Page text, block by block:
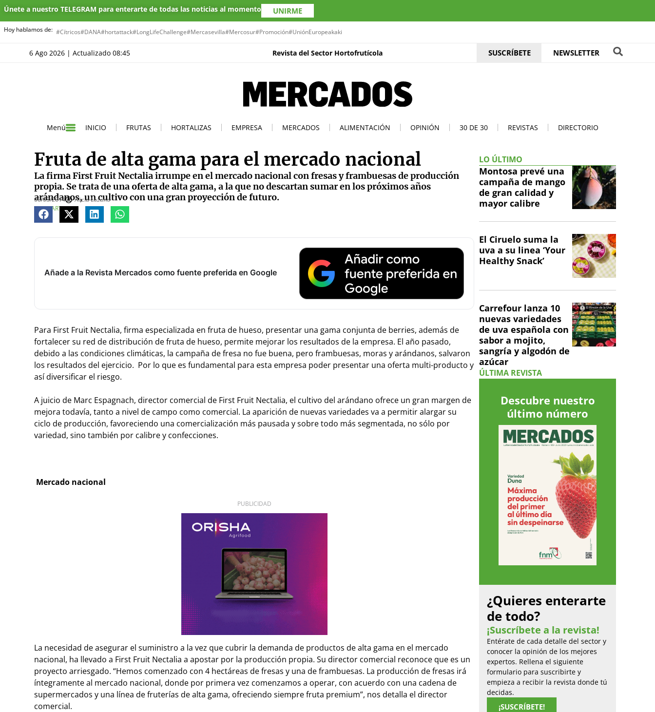
Únete a nuestro TELEGRAM para enterarte de todas las noticias al momento UNIRME
Hoy hablamos de: #Cítricos#DANA#hortattack#LongLifeChallenge#Mercasevilla#Mercosur#Promoción#UniónEuropeakaki
6 Ago 2026 | Actualizado 08:45 Revista del Sector Hortofrutícola SUSCRÍBETE NEWSLETTER
Menú INICIO FRUTAS HORTALIZAS EMPRESA MERCADOS ALIMENTACIÓN OPINIÓN 30 DE 30 REVISTAS DIRECTORIO
Fruta de alta gama para el mercado nacional
La firma First Fruit Nectalia irrumpe en el mercado nacional con fresas y frambuesas de producción
propia. Se trata de una oferta de alta gama, a la que no descartan sumar en los próximos años
arándanos, un cultivo con una gran proyección de futuro.
06/03/2014
Alicia Lozano
COMPARTE
Añade a la Revista Mercados como fuente preferida en Google
Para First Fruit Nectalia, firma especializada en fruta de hueso, presentar una gama conjunta de berries, además de
fortalecer su red de distribución de fruta de hueso, permite mejorar los resultados de la empresa. El año pasado,
debido a las condiciones climáticas, la campaña de fresa no fue buena, pero frambuesas, moras y arándanos, salvaron
los resultados del ejercicio. Por lo que es fundamental para esta empresa poder presentar una oferta multi-producto y
así diversificar el riesgo.
A juicio de Marc Espagnach, director comercial de First Fruit Nectalia, el cultivo del arándano ofrece un gran margen de
mejora todavía, tanto a nivel de campo como comercial. La aparición de nuevas variedades va a permitir alargar su
ciclo de producción, favoreciendo una comercialización más pausada y sobre todo más segmentada, no sólo por
variedad, sino también por calibre y confecciones.
Mercado nacional
PUBLICIDAD
La necesidad de asegurar el suministro a la vez que cubrir la demanda de productos de alta gama en el mercado
nacional, ha llevado a First Fruit Nectalia a apostar por la producción propia. Su director comercial reconoce que es un
proyecto arriesgado. “Hemos comenzado con 4 hectáreas de fresas y una de frambuesas. La producción de fresas irá
íntegramente al mercado nacional, donde por primera vez comenzamos a operar, con acuerdo con una cadena de
supermercados y una línea de fruterías de alta gama, ofreciendo siempre fruta premium”, nos detalla el director
comercial.
LO ÚLTIMO
Montosa prevé una
campaña de mango
de gran calidad y
mayor calibre
El Ciruelo suma la
uva a su linea ‘Your
Healthy Snack’
Carrefour lanza 10
nuevas variedades
de uva española con
sabor a mojito,
sangría y algodón de
azúcar
ÚLTIMA REVISTA
Descubre nuestro
último número
¿Quieres enterarte
de todo?
¡Suscríbete a la revista!
Entérate de cada detalle del sector y
conocer la opinión de los mejores
expertos. Rellena el siguiente
formulario para suscribirte y
empieza a recibir la revista donde tú
decidas.
¡SUSCRÍBETE!